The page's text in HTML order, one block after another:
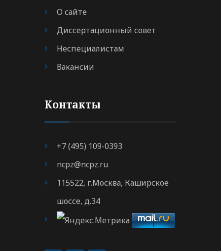
О сайте
Диссертационный совет
Неспециалистам
Вакансии
Контакты
+7 (495) 109-0393
ncpz@ncpz.ru
115522, г.Москва, Каширское
шоссе, д.34